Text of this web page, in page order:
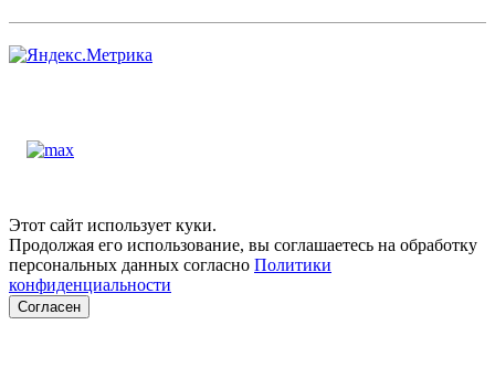
Этот сайт использует куки.
Продолжая его использование, вы соглашаетесь на обработку
персональных данных согласно Политики
конфиденциальности
Согласен